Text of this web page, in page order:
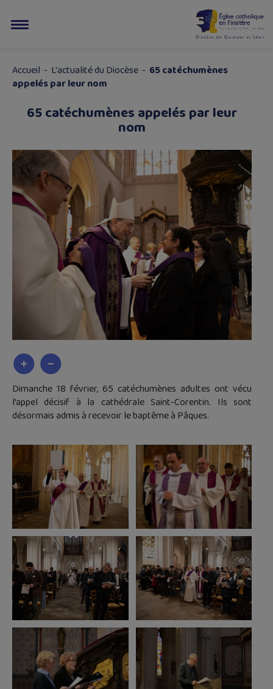
Accueil - L'actualité du Diocèse - 65 catéchumènes
appelés par leur nom
65 catéchumènes appelés par leur
nom
Dimanche 18 février, 65 catéchumènes adultes ont vécu
l’appel décisif à la cathédrale Saint-Corentin. Ils sont
désormais admis à recevoir le baptême à Pâques.